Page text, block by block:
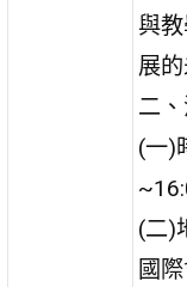
與
展
二
(一)
(二)
國